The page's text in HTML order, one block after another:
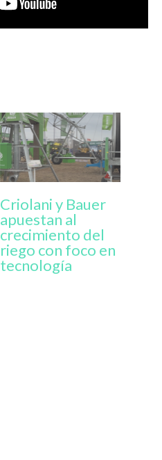
Criolani y Bauer
apuestan al
crecimiento del
riego con foco en
tecnología